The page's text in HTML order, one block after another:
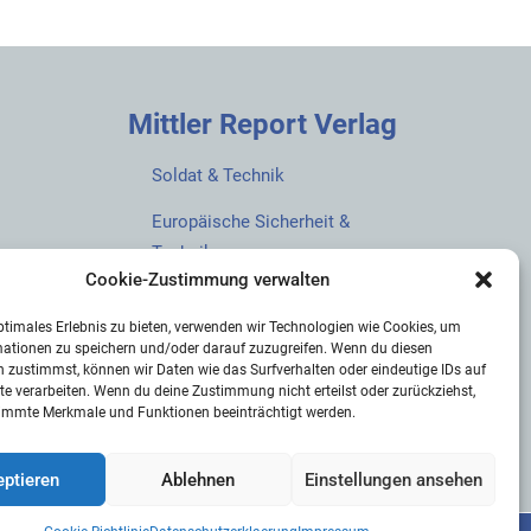
Cookie-Zustimmung verwalten
Erlebnis zu bieten, verwenden wir Technologien wie Cookies, um
zu speichern und/oder darauf zuzugreifen. Wenn du diesen
zustimmst, können wir Daten wie das Surfverhalten oder eindeutige IDs auf
verarbeiten. Wenn du deine Zustimmung nicht erteilst oder zurückziehst,
Merkmale und Funktionen beeinträchtigt werden.
Ablehnen Einstellungen ansehen
Mittler Report Verlag
Soldat & Technik
Europäische Sicherheit &
Technik
MarineForum
Verlagswebsite